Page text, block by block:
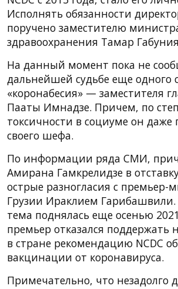
Исполнять обязанности
поручено заместителю
здравоохранения Тамар
На данный момент пока не
дальнейшей судьбе еще одного
«коронабесия» — заместителя
Пааты Имнадзе. Причем, по
токсичности в социуме он даже
своего шефа.
По информации ряда СМИ,
Амирана Гамкрелидзе в
острые разногласия с премьер-
Грузии Ираклием Гарибашвили.
тема поднялась еще осенью
премьер отказался поддержать
в стране рекомендацию NCDC
вакцинации от коронавируса.
Примечательно, что незадолго